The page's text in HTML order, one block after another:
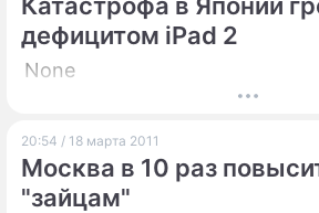
дефицитом iPad 2
None
20:54 / 18 марта 2011
Москва в 10 раз
"зайцам"